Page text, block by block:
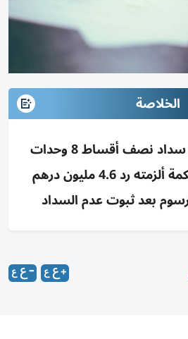
الخلاصة
مستثمر تهرّب من سداد نصف أقساط 8 وحدات
بمرسى دبي؛ المحكمة ألزمته رد 4.6 مليون درهم